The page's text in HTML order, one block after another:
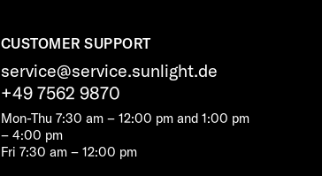
CUSTOMER SUPPORT
service@service.sunlight.de
+49 7562 9870
Mon-Thu 7:30 am – 12:00 pm and 1:00 pm
– 4:00 pm
Fri 7:30 am – 12:00 pm